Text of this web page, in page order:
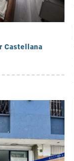
Castellana